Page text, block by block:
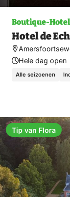
Boutique-Hotel
Hotel de
Hele dag open
Alle seizoenen
Tip van Flora